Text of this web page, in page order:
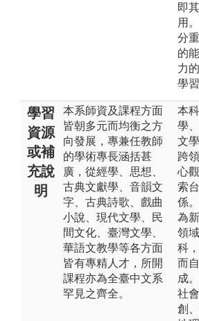
即
用
分
的
力
學
學習
資源
或補
充說
明
本系師資及課程方面
皆朝多元而均衡之方
向發展，專兼任教師
的學術專長涵括甚
廣，從經學、思想、
古典文獻學、音韻文
字、古典詩歌、戲曲
小說、現代文學、民
間文化、臺灣文學、
華語文教學等各方面
皆有專精人才，所開
課程亦為全臺中文系
罕見之齊全。
本
學
文
跨
心
索
係
為
領
科
而
成
社
創